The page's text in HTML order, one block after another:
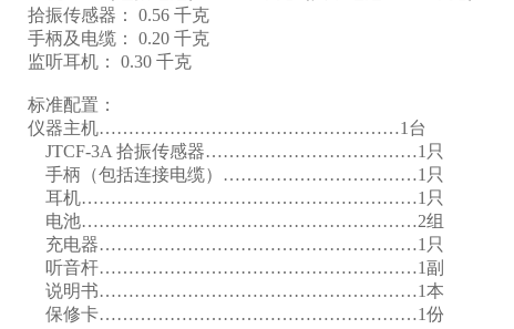
拾振传感器： 0.56 千克
手柄及电缆： 0.20 千克
监听耳机： 0.30 千克
标准配置：
仪器主机……………………………………………1台
JTCF-3A 拾振传感器………………………………1只
手柄（包括连接电缆）……………………………1只
耳机…………………………………………………1只
电池…………………………………………………2组
充电器………………………………………………1只
听音杆………………………………………………1副
说明书………………………………………………1本
保修卡………………………………………………1份